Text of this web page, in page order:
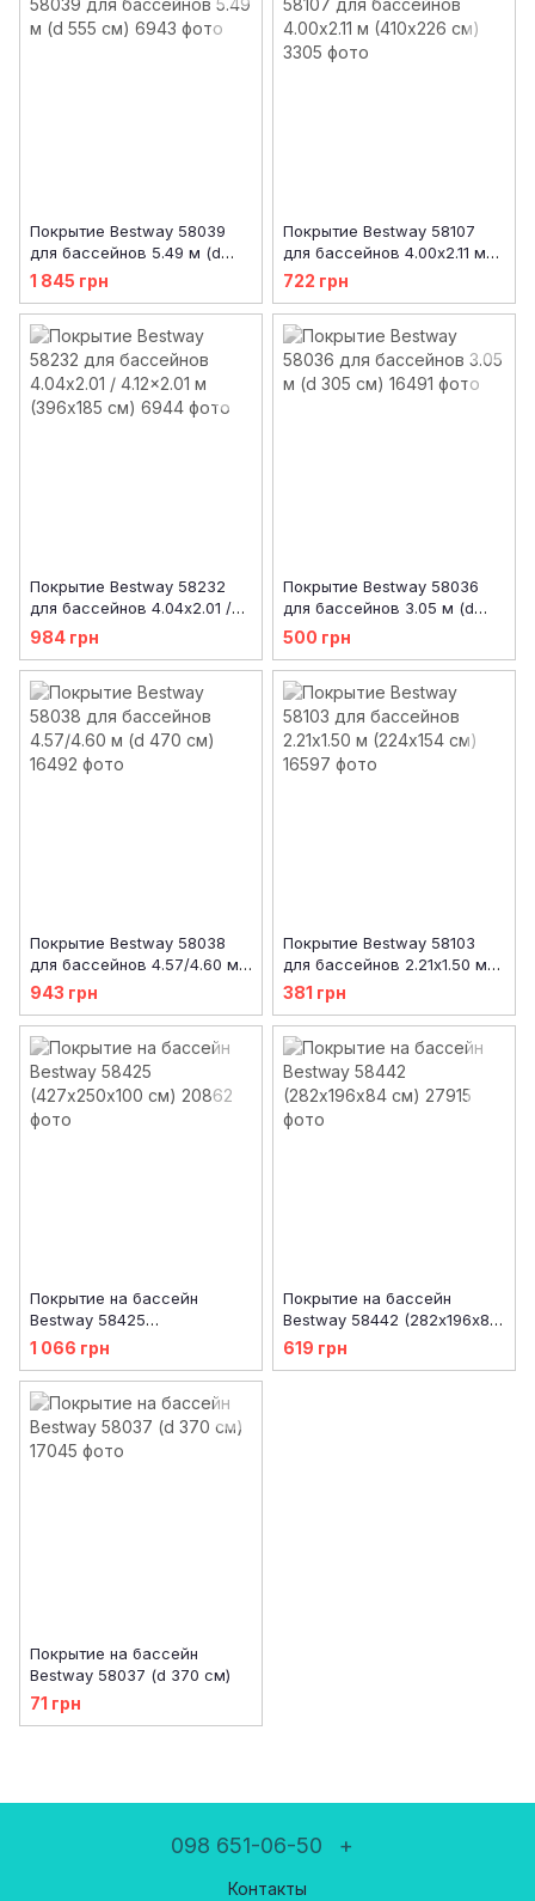
Покрытие Bestway 58039
для бассейнов 5.49 м (d
555 см)
1 845 грн
Покрытие Bestway 58107
для бассейнов 4.00x2.11 м
(410х226 см)
722 грн
Покрытие Bestway 58232
для бассейнов 4.04x2.01 /
4.12x2.01 м (396x185 см)
984 грн
Покрытие Bestway 58036
для бассейнов 3.05 м (d
305 см)
500 грн
Покрытие Bestway 58038
для бассейнов 4.57/4.60 м
(d 470 см)
943 грн
Покрытие Bestway 58103
для бассейнов 2.21x1.50 м
(224x154 см)
381 грн
Покрытие на бассейн
Bestway 58425
(427х250х100 см)
1 066 грн
Покрытие на бассейн
Bestway 58442 (282х196х84
см)
619 грн
Покрытие на бассейн
Bestway 58037 (d 370 см)
71 грн
098 651-06-50 +
Контакты